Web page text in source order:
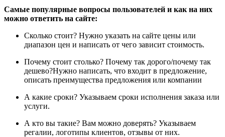
Самые популярные вопросы пользователей и как на них
можно ответить на сайте:
Сколько стоит? Нужно указать на сайте цены или
диапазон цен и написать от чего зависит стоимость.
Почему стоит столько? Почему так дорого/почему так
дешево?Нужно написать, что входит в предложение,
описать преимущества предложения или компании
А какие сроки? Указываем сроки исполнения заказа или
услуги.
А кто вы такие? Вам можно доверять? Указываем
регалии, логотипы клиентов, отзывы от них.